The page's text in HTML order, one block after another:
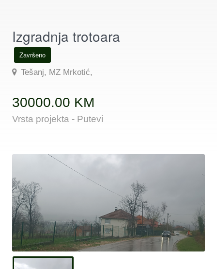
Izgradnja trotoara
Završeno
Tešanj, MZ Mrkotić,
30000.00 KM
Vrsta projekta - Putevi